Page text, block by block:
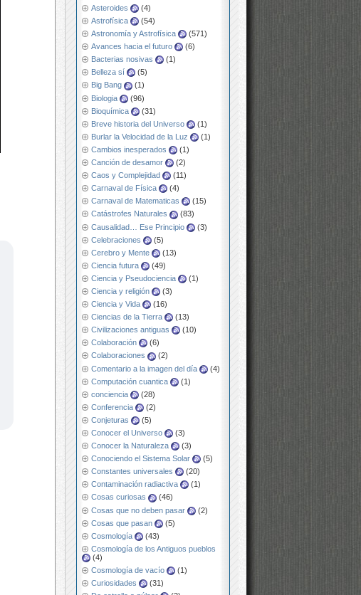
Asteroides
(4)
Astrofísica
(54)
Astronomía y Astrofísica
(571)
Avances hacia el futuro
(6)
Bacterias nosivas
(1)
Belleza sí
(5)
Big Bang
(1)
Biologia
(96)
Bioquímica
(31)
Breve historia del Universo
(1)
Burlar la Velocidad de la Luz
(1)
Cambios inesperados
(1)
Canción de desamor
(2)
Caos y Complejidad
(11)
Carnaval de Física
(4)
Carnaval de Matematicas
(15)
Catástrofes Naturales
(83)
Causalidad… Ese Principio
(3)
Celebraciones
(5)
Cerebro y Mente
(13)
Ciencia futura
(49)
Ciencia y Pseudociencia
(1)
Ciencia y religión
(3)
Ciencia y Vida
(16)
Ciencias de la Tierra
(13)
Civilizaciones antiguas
(10)
Colaboración
(6)
Colaboraciones
(2)
Comentario a la imagen del día
(4)
Computación cuantica
(1)
conciencia
(28)
Conferencia
(2)
Conjeturas
(5)
Conocer el Universo
(3)
Conocer la Naturaleza
(3)
Conociendo el Sistema Solar
(5)
Constantes universales
(20)
Contaminación radiactiva
(1)
Cosas curiosas
(46)
Cosas que no deben pasar
(2)
Cosas que pasan
(5)
Cosmología
(43)
Cosmología de los Antiguos pueblos
(4)
Cosmología de vacío
(1)
Curiosidades
(31)